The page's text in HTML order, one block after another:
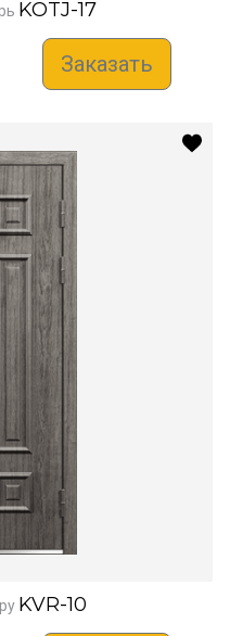
KOTJ-17
Заказать
KVR-10